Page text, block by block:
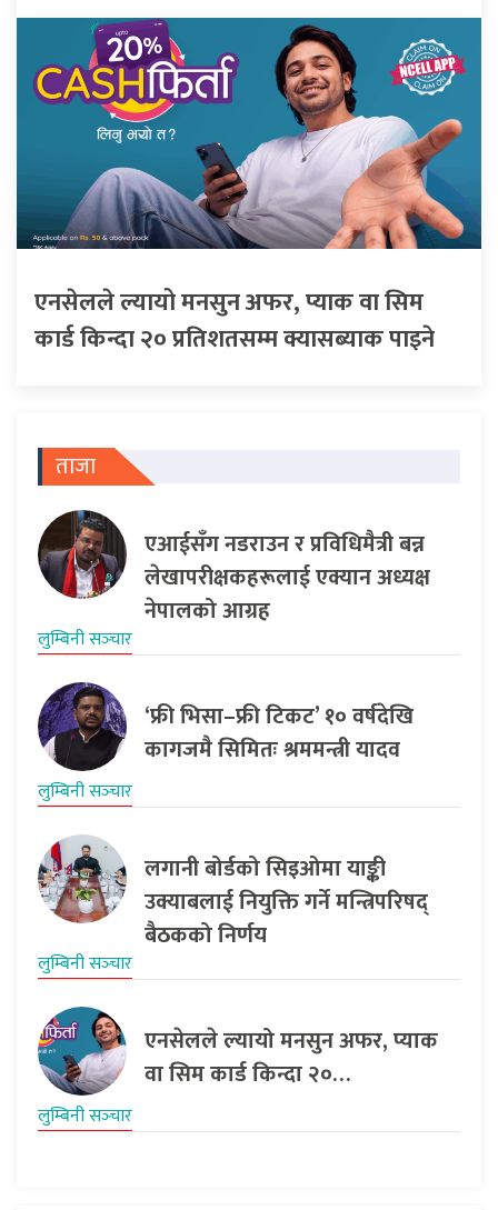
एनसेलले ल्यायो मनसुन अफर, प्याक वा सिम
कार्ड किन्दा २० प्रतिशतसम्म क्यासब्याक पाइने
ताजा
एआईसँग नडराउन र प्रविधिमैत्री बन्न
लेखापरीक्षकहरूलाई एक्यान अध्यक्ष
नेपालको आग्रह
लुम्बिनी सञ्‍चार
‘फ्री भिसा–फ्री टिकट’ १० वर्षदेखि
कागजमै सिमितः श्रममन्त्री यादव
लुम्बिनी सञ्‍चार
लगानी बोर्डको सिइओमा याङ्की
उक्याबलाई नियुक्ति गर्ने मन्त्रिपरिषद्
बैठकको निर्णय
लुम्बिनी सञ्‍चार
एनसेलले ल्यायो मनसुन अफर, प्याक
वा सिम कार्ड किन्दा २०…
लुम्बिनी सञ्‍चार